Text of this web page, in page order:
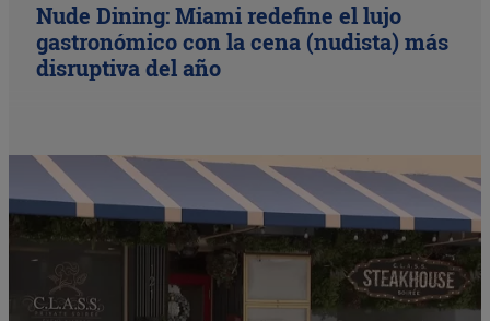
Nude Dining: Miami redefine el lujo
gastronómico con la cena (nudista) más
disruptiva del año